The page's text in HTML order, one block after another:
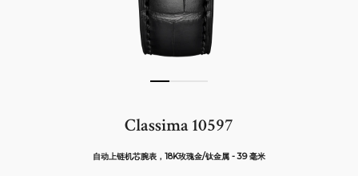
Classima 10597
自动上链机芯腕表，18K玫瑰金/钛金属 - 39 毫米